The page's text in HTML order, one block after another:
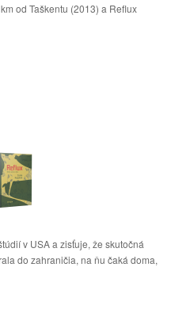
od Taškentu (2013) a Reflux
v USA a zisťuje, že skutočná
do zahraničia, na ňu čaká doma,